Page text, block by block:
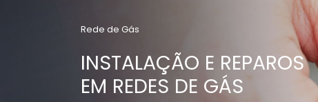
Rede de Gás
INSTALAÇÃO E REPAROS
EM REDES DE GÁS